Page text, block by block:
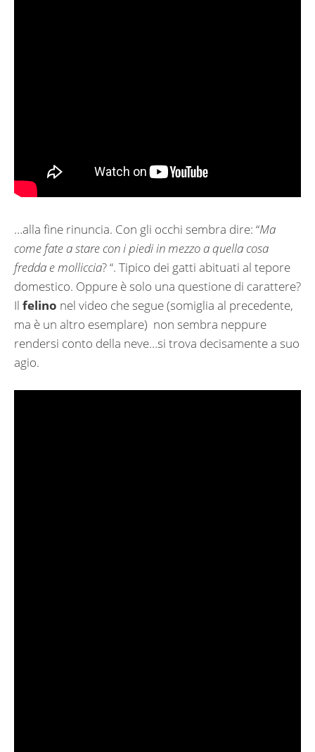
…alla fine rinuncia. Con gli occhi sembra dire: “Ma
come fate a stare con i piedi in mezzo a quella cosa
fredda e molliccia? “. Tipico dei gatti abituati al tepore
domestico. Oppure è solo una questione di carattere?
Il felino nel video che segue (somiglia al precedente,
ma è un altro esemplare) non sembra neppure
rendersi conto della neve…si trova decisamente a suo
agio.